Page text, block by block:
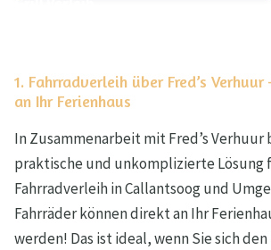
1. Fahrradverleih über Fred’s
an Ihr Ferienhaus
In Zusammenarbeit mit Fred’s Verhuur
praktische und unkomplizierte Lösung
Fahrradverleih in Callantsoog und
Fahrräder können direkt an Ihr
werden! Das ist ideal, wenn Sie sich